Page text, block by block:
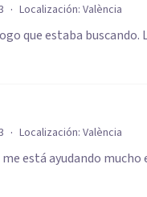
· Localización: València
que estaba buscando.
· Localización: València
está ayudando mucho